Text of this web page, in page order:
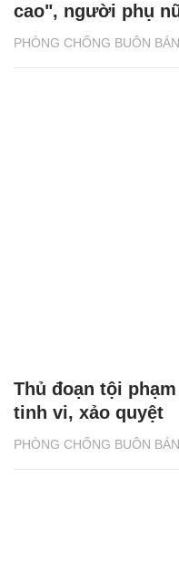
PHÒNG CHỐNG BUÔN
cao", người phụ
PHÒNG CHỐNG BUÔN
Thủ đoạn tội
tinh vi, xảo quyệt